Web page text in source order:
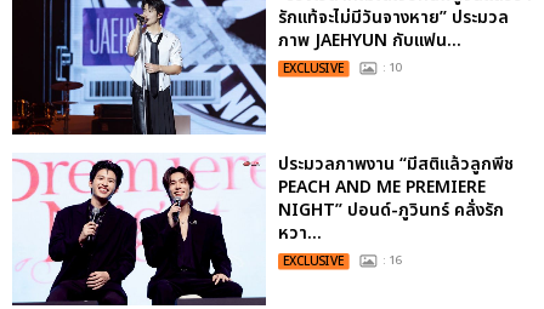
รักแท้จะไม่มีวันจางหาย” ประมวล
ภาพ JAEHYUN กับแฟน...
EXCLUSIVE : 10
ประมวลภาพงาน “มีสติแล้วลูกพีช
PEACH AND ME PREMIERE
NIGHT” ปอนด์-ภูวินทร์ คลั่งรัก
หวา...
EXCLUSIVE : 16